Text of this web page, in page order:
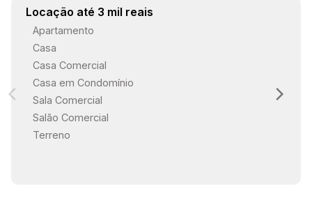
Locação até 3 mil reais
Apartamento
Casa
Casa Comercial
Casa em Condomínio
Sala Comercial
Salão Comercial
Terreno